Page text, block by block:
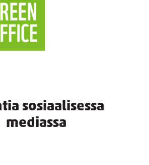
sosiaalisessa
mediassa